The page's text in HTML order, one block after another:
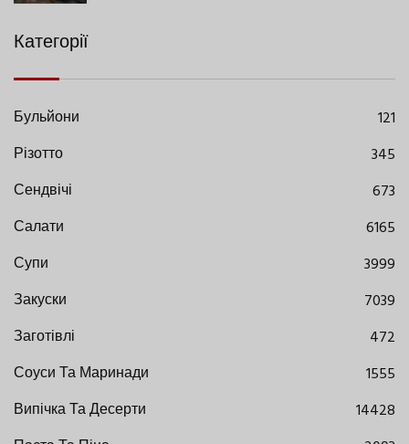
Категорії
Бульйони
121
Різотто
345
Сендвічі
673
Салати
6165
Супи
3999
Закуски
7039
Заготівлі
472
Соуси Та Маринади
1555
Випічка Та Десерти
14428